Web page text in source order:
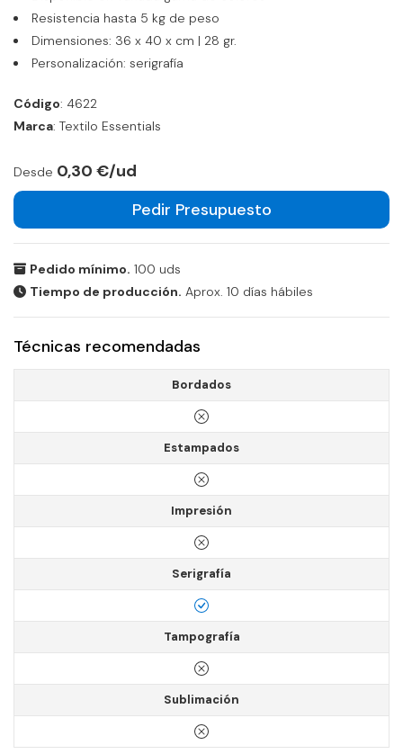
Resistencia hasta 5 kg de peso
Dimensiones: 36 x 40 x cm | 28 gr.
Personalización: serigrafía
Código: 4622
Marca: Textilo Essentials
Desde 0,30 €/ud
Pedir Presupuesto
Pedido mínimo. 100 uds
Tiempo de producción. Aprox. 10 días hábiles
Técnicas recomendadas
Bordados
Estampados
Impresión
Serigrafía
Tampografía
Sublimación